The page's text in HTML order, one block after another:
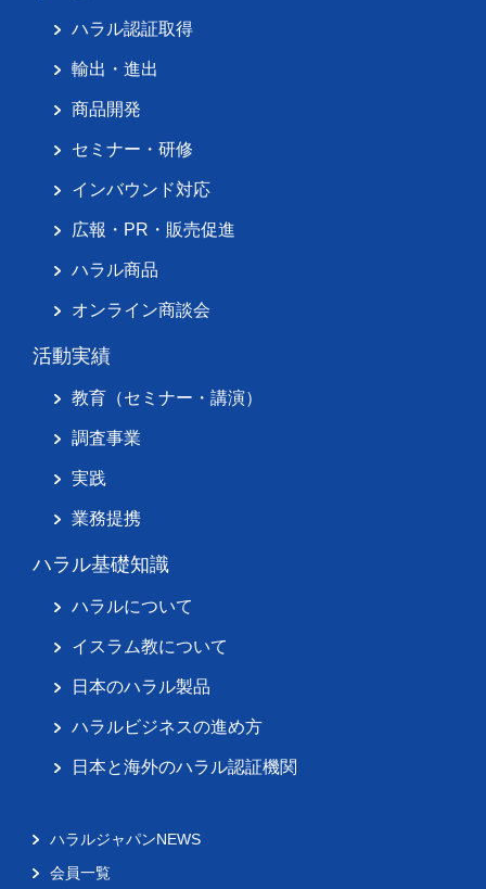
ハラル認証取得
輸出・進出
商品開発
セミナー・研修
インバウンド対応
広報・PR・販売促進
ハラル商品
オンライン商談会
活動実績
教育（セミナー・講演）
調査事業
実践
業務提携
ハラル基礎知識
ハラルについて
イスラム教について
日本のハラル製品
ハラルビジネスの進め方
日本と海外のハラル認証機関
ハラルジャパンNEWS
会員一覧